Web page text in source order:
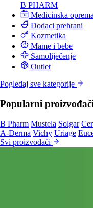
B PHARM
Medicinska oprema
Dodaci prehrani
Kozmetika
Mame i bebe
Samoliječenje
Outlet
Pogledaj sve kategorije
Popularni proizvođači
B Pharm Mustela Solgar
A-Derma Vichy Uriage
Svi proizvođači